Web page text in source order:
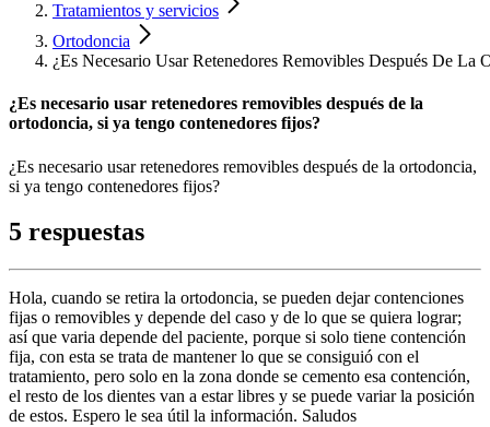
Tratamientos y servicios
Ortodoncia
¿Es Necesario Usar Retenedores Removibles Después De La
¿Es necesario usar retenedores removibles después de la
ortodoncia, si ya tengo contenedores fijos?
¿Es necesario usar retenedores removibles después de la ortodoncia,
si ya tengo contenedores fijos?
5 respuestas
Hola, cuando se retira la ortodoncia, se pueden dejar contenciones
fijas o removibles y depende del caso y de lo que se quiera lograr;
así que varia depende del paciente, porque si solo tiene contención
fija, con esta se trata de mantener lo que se consiguió con el
tratamiento, pero solo en la zona donde se cemento esa contención,
el resto de los dientes van a estar libres y se puede variar la posición
de estos. Espero le sea útil la información. Saludos